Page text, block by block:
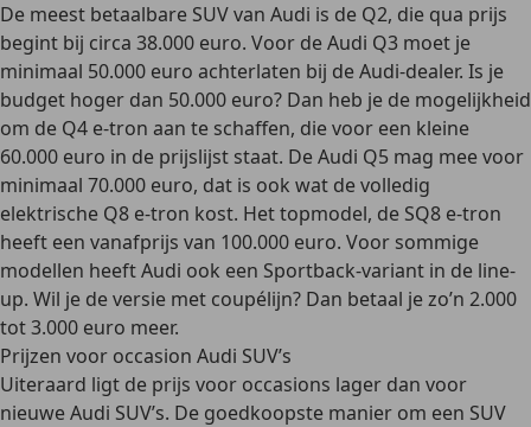
De meest betaalbare SUV van Audi is de Q2, die qua prijs
begint bij circa 38.000 euro. Voor de Audi Q3 moet je
minimaal 50.000 euro achterlaten bij de Audi-dealer. Is je
budget hoger dan 50.000 euro? Dan heb je de mogelijkheid
om de Q4 e-tron aan te schaffen, die voor een kleine
60.000 euro in de prijslijst staat. De Audi Q5 mag mee voor
minimaal 70.000 euro, dat is ook wat de volledig
elektrische Q8 e-tron kost. Het topmodel, de SQ8 e-tron
heeft een vanafprijs van 100.000 euro. Voor sommige
modellen heeft Audi ook een Sportback-variant in de line-
up. Wil je de versie met coupélijn? Dan betaal je zo’n 2.000
tot 3.000 euro meer.
Prijzen voor occasion Audi SUV’s
Uiteraard ligt de prijs voor occasions lager dan voor
nieuwe Audi SUV’s. De goedkoopste manier om een SUV